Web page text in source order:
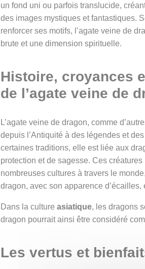
un fond uni ou parfois translucide,
des images mystiques et fantastiques.
renforcer ses motifs, l’agate veine de
brute et une dimension spirituelle.
Histoire, croyances
de l’agate veine de
L’agate veine de dragon, comme
depuis l’Antiquité à des légendes et
certaines traditions, elle est liée aux
protection et de sagesse. Ces
nombreuses cultures à travers le
dragon, avec son apparence
Dans la culture asiatique, les dragons
dragon pourrait ainsi être considéré
Les vertus et